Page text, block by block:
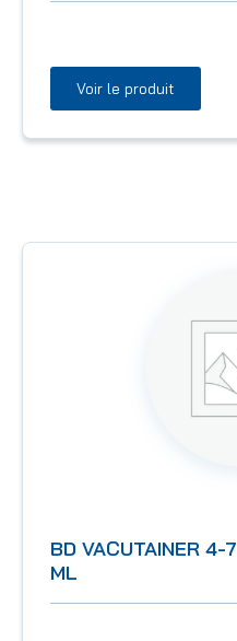
Voir le produit
BD VACUTAINER 4-7
ML